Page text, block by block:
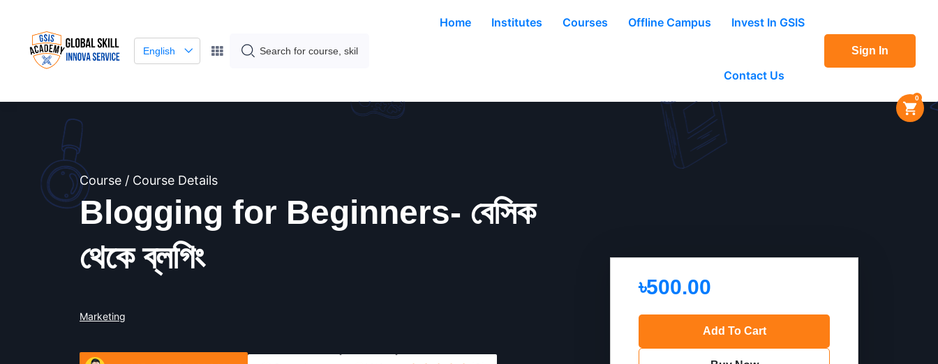
English
Home Institutes Courses Offline Campus Invest In GSIS
Contact Us
Sign In
0
Course / Course Details
Blogging for Beginners- বেসিক
থেকে ব্লগিং
Marketing
৳500.00
Add To Cart